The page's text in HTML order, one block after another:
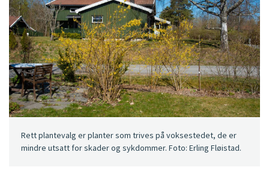
Rett plantevalg er planter som trives på voksestedet, de er
mindre utsatt for skader og sykdommer. Foto: Erling Fløistad.